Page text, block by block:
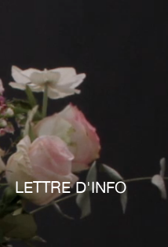
LETTRE D'INFO